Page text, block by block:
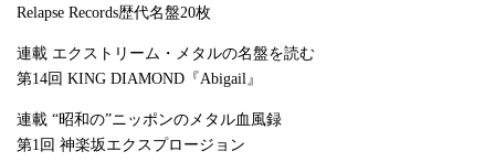
Relapse Records歴代名盤20枚
連載 エクストリーム・メタルの名盤を読む
第14回 KING DIAMOND『Abigail』
連載 “昭和の”ニッポンのメタル血風録
第1回 神楽坂エクスプロージョン